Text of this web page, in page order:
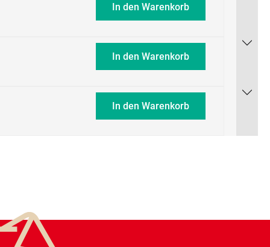
In den Warenkorb
In den Warenkorb
In den Warenkorb